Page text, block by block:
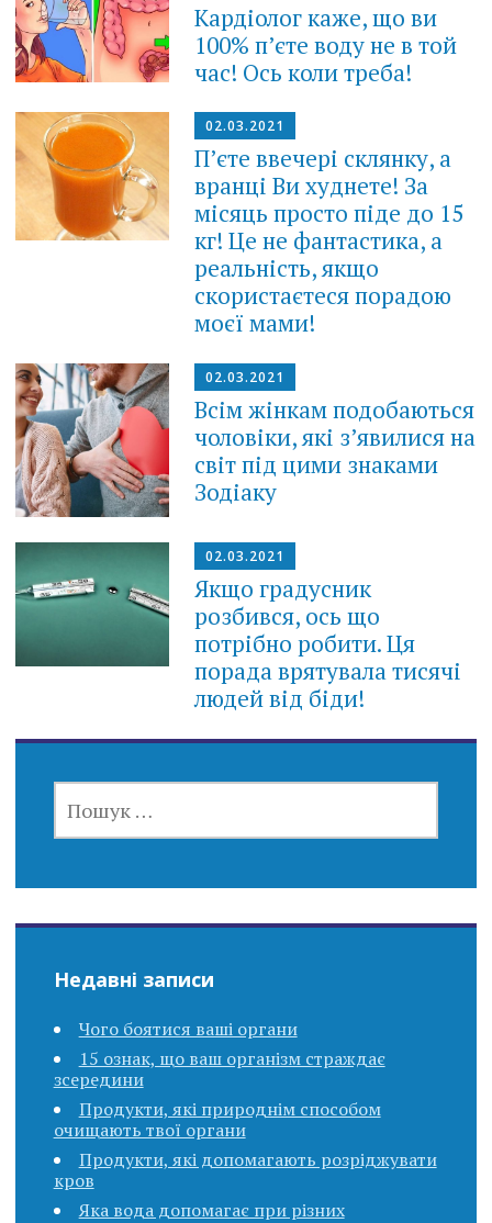
Кардіолог каже, що ви
100% п’єте воду не в той
час! Ось коли треба!
02.03.2021
П’єте ввечері склянку, а
вранці Ви худнете! За
місяць просто піде до 15
кг! Це не фантастика, а
реальність, якщо
скористаєтеся порадою
моєї мами!
02.03.2021
Всім жінкам подобаються
чоловіки, які з’явилися на
світ під цими знаками
Зодіаку
02.03.2021
Якщо градусник
розбився, ось що
потрібно робити. Ця
порада врятувала тисячі
людей від біди!
Недавні записи
Чого боятися ваші органи
15 ознак, що ваш організм страждає
зсередини
Продукти, які природнім способом
очищають твої органи
Продукти, які допомагають розріджувати
кров
Яка вода допомагає при різних